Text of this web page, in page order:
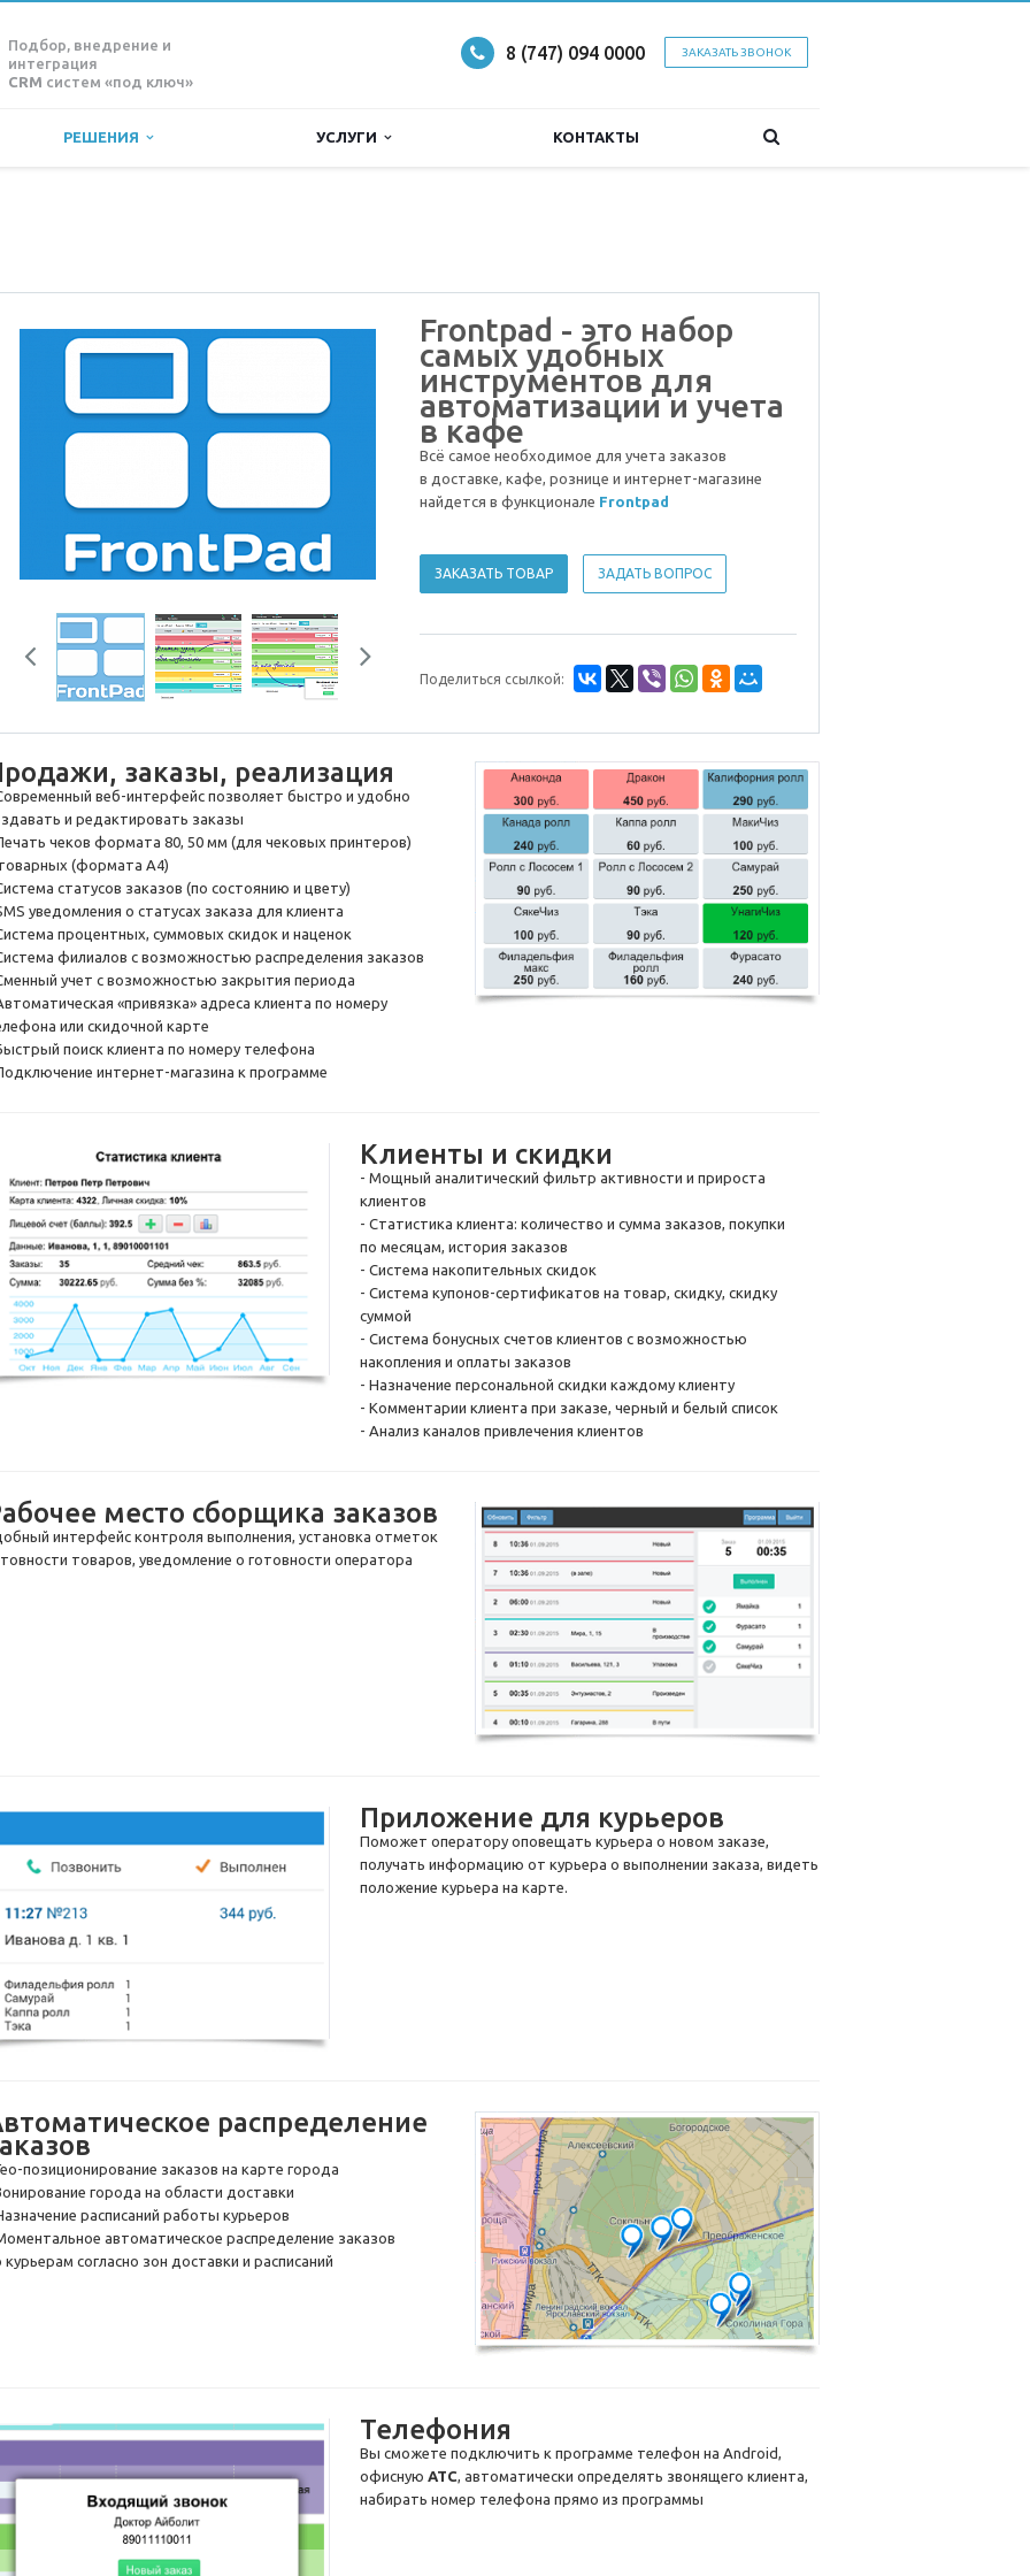
Подбор, внедрение и
интеграция
CRM систем «под ключ»
ЗАКАЗАТЬ ЗВОНОК
8 (747) 094 0000
РЕШЕНИЯ УСЛУГИ КОНТАКТЫ
Previous Next
Frontpad - это набор
самых удобных
инструментов для
автоматизации и учета
в кафе
Всё самое необходимое для учета заказов
в доставке, кафе, рознице и интернет-магазине
найдется в функционале Frontpad
ЗАКАЗАТЬ ТОВАР ЗАДАТЬ ВОПРОС
Поделиться ссылкой:
заказы, реализация
веб-интерфейс позволяет быстро и удобно
и редактировать заказы
чеков формата 80, 50 мм (для чековых принтеров)
(формата А4)
статусов заказов (по состоянию и цвету)
уведомления о статусах заказа для клиента
процентных, суммовых скидок и наценок
филиалов с возможностью распределения заказов
учет с возможностью закрытия периода
«привязка» адреса клиента по номеру
или скидочной карте
поиск клиента по номеру телефона
интернет-магазина к программе
Клиенты и скидки
- Мощный аналитический фильтр активности и прироста
клиентов
- Статистика клиента: количество и сумма заказов, покупки
по месяцам, история заказов
- Система накопительных скидок
- Система купонов-сертификатов на товар, скидку, скидку
суммой
- Система бонусных счетов клиентов с возможностью
накопления и оплаты заказов
- Назначение персональной скидки каждому клиенту
- Комментарии клиента при заказе, черный и белый список
- Анализ каналов привлечения клиентов
место сборщика заказов
интерфейс контроля выполнения, установка отметок
товаров, уведомление о готовности оператора
Приложение для курьеров
Поможет оператору оповещать курьера о новом заказе,
получать информацию от курьера о выполнении заказа, видеть
положение курьера на карте.
распределение
позиционирование заказов на карте города
города на области доставки
расписаний работы курьеров
автоматическое распределение заказов
курьерам согласно зон доставки и расписаний
Телефония
Вы сможете подключить к программе телефон на Android,
офисную АТС, автоматически определять звонящего клиента,
набирать номер телефона прямо из программы